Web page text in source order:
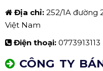
Địa chỉ: 252/1A đường
Việt Nam
Điện thoại: 0773913113
CÔNG TY